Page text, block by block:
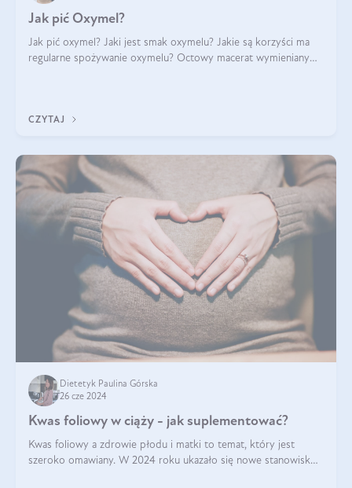
Jak pić Oxymel?
Jak pić oxymel? Jaki jest smak oxymelu? Jakie są korzyści ma
regularne spożywanie oxymelu? Octowy macerat wymieniany
CZYTAJ
Dietetyk Paulina Górska
26 cze 2024
Kwas foliowy w ciąży - jak suplementować?
Kwas foliowy a zdrowie płodu i matki to temat, który jest
szeroko omawiany. W 2024 roku ukazało się nowe stanowisko